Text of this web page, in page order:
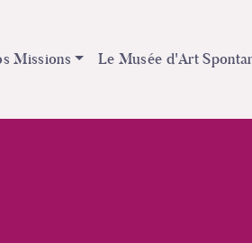
Missions Le Musée d'Art